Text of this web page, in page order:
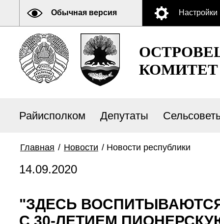
Обычная версия Настройки
КОМИТЕТ
Райисполком Депутаты
Главная / Новости / Новости республики
14.09.2020
"ЗДЕСЬ